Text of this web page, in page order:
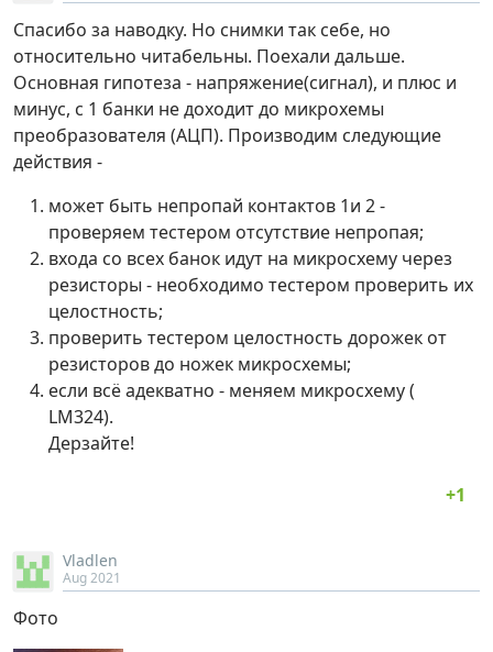
Спасибо за наводку. Но снимки так себе, но
относительно читабельны. Поехали дальше.
Основная гипотеза - напряжение(сигнал), и плюс и
минус, с 1 банки не доходит до микрохемы
преобразователя (АЦП). Производим следующие
действия -
может быть непропай контактов 1и 2 -
проверяем тестером отсутствие непропая;
входа со всех банок идут на микросхему через
резисторы - необходимо тестером проверить их
целостность;
проверить тестером целостность дорожек от
резисторов до ножек микросхемы;
если всё адекватно - меняем микросхему (
LM324).
Дерзайте!
Vladlen
Aug 2021
Фото